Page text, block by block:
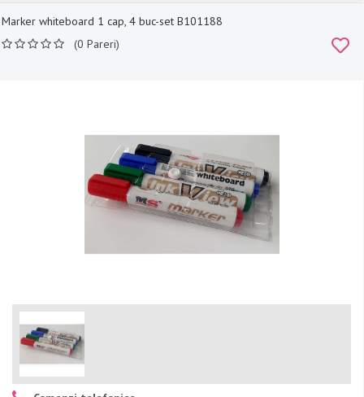
Marker whiteboard 1 cap, 4 buc-set B101188
(0 Pareri)